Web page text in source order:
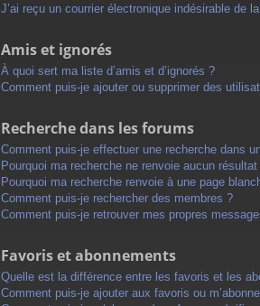
J’ai reçu un courrier électronique indésirable de
Amis et ignorés
À quoi sert ma liste d’amis et d’ignorés ?
Comment puis-je ajouter ou supprimer des
Recherche dans les forums
Comment puis-je effectuer une recherche dans
Pourquoi ma recherche ne renvoie aucun résultat
Pourquoi ma recherche renvoie à une page
Comment puis-je rechercher des membres ?
Comment puis-je retrouver mes propres
Favoris et abonnements
Quelle est la différence entre les favoris et les
Comment puis-je ajouter aux favoris ou